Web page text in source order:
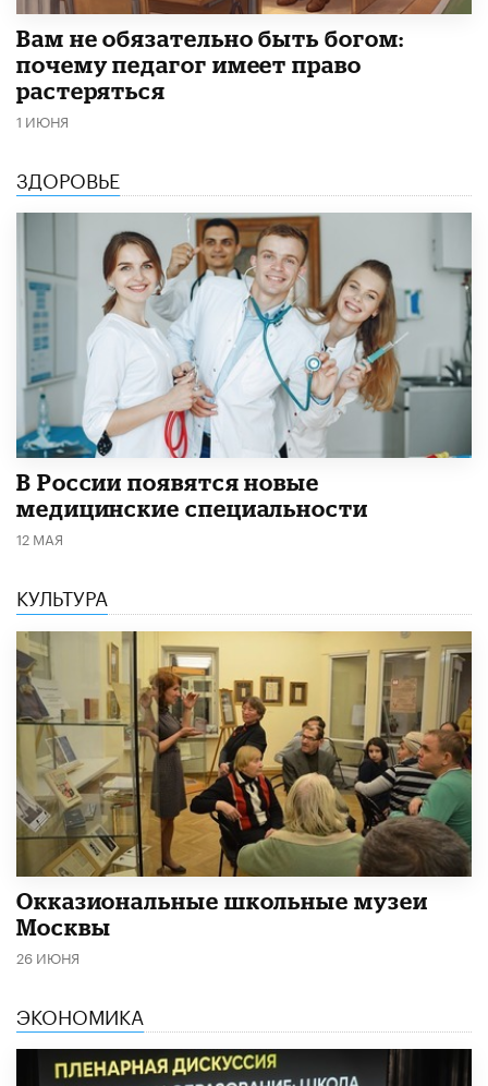
​Вам не обязательно быть богом:
почему педагог имеет право
растеряться
1 ИЮНЯ
ЗДОРОВЬЕ
В России появятся новые
медицинские специальности
12 МАЯ
КУЛЬТУРА
​Окказиональные школьные музеи
Москвы
26 ИЮНЯ
ЭКОНОМИКА